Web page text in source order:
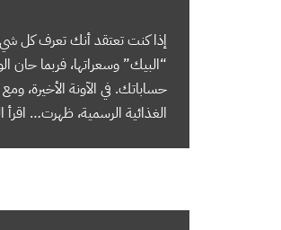
إذا كنت تعتقد أنك تعرف كل
“البيك” وسعراتها، فربما حان
حساباتك. في الآونة الأخيرة،
الغذائية الرسمية، ظهرت… اقرأ